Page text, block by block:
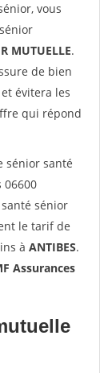
vous
MUTUELLE.
de bien
évitera les
qui répond
sénior santé
06600
sénior
le tarif de
à ANTIBES.
Assurances